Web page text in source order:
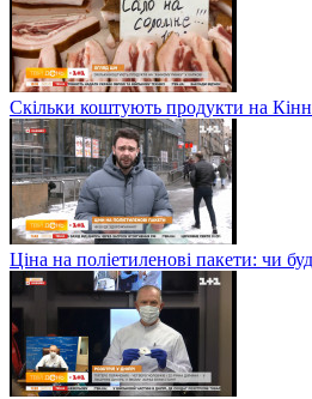
Скільки коштують продукти на
Ціна на поліетиленові пакети: чи